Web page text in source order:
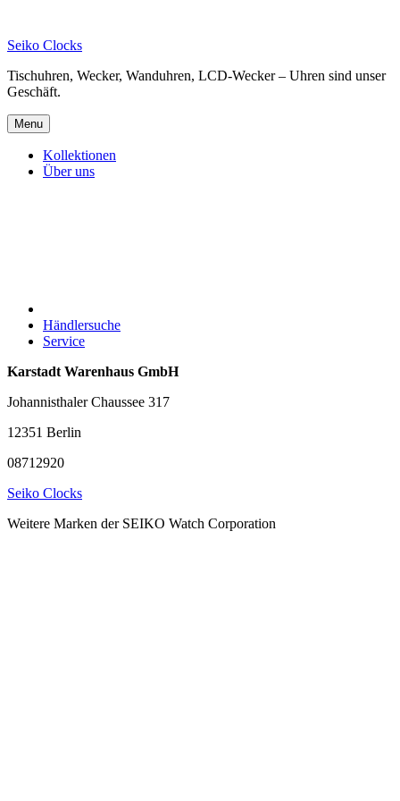
content
Seiko Clocks
Tischuhren, Wecker, Wanduhren, LCD-Wecker – Uhren sind unser
Geschäft.
Menu
Kollektionen
Über uns
Händlersuche
Service
Karstadt Warenhaus GmbH
Johannisthaler Chaussee 317
12351 Berlin
08712920
Seiko Clocks
Weitere Marken der SEIKO Watch Corporation